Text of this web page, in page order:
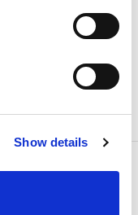
Show details